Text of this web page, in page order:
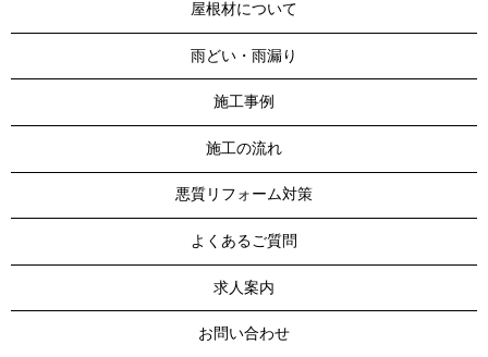
屋根材について
雨どい・雨漏り
施工事例
施工の流れ
悪質リフォーム対策
よくあるご質問
求人案内
お問い合わせ